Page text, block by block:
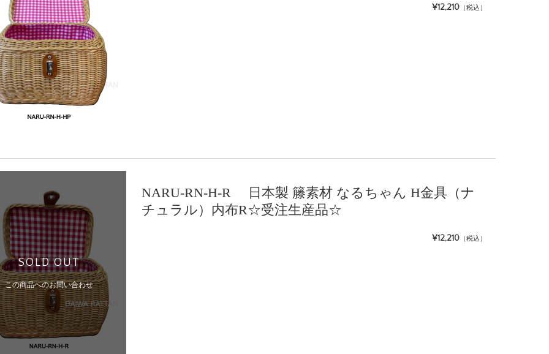
¥12,210 （税込）
SOLD OUT
この商品へのお問い合わせ
NARU-RN-H-R 日本製 籐素材 なるちゃん H金具（ナ
チュラル）内布R☆受注生産品☆
¥12,210 （税込）